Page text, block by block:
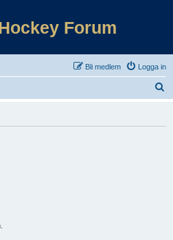
Forum
Logga in
Bli medlem